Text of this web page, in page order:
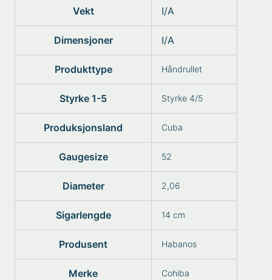
Vekt I/A
Dimensjoner I/A
Produkttype Håndrullet
Styrke 1-5 Styrke 4/5
Produksjonsland Cuba
Gaugesize 52
Diameter 2,06
Sigarlengde 14 cm
Produsent Habanos
Merke Cohiba